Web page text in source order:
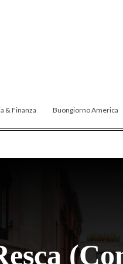
& Finanza Buongiorno America